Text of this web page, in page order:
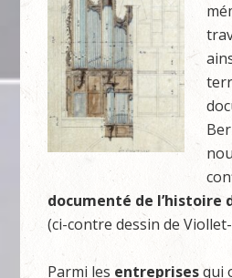
documenté de l’histoire
(ci-contre dessin de
Parmi les entreprisesqui